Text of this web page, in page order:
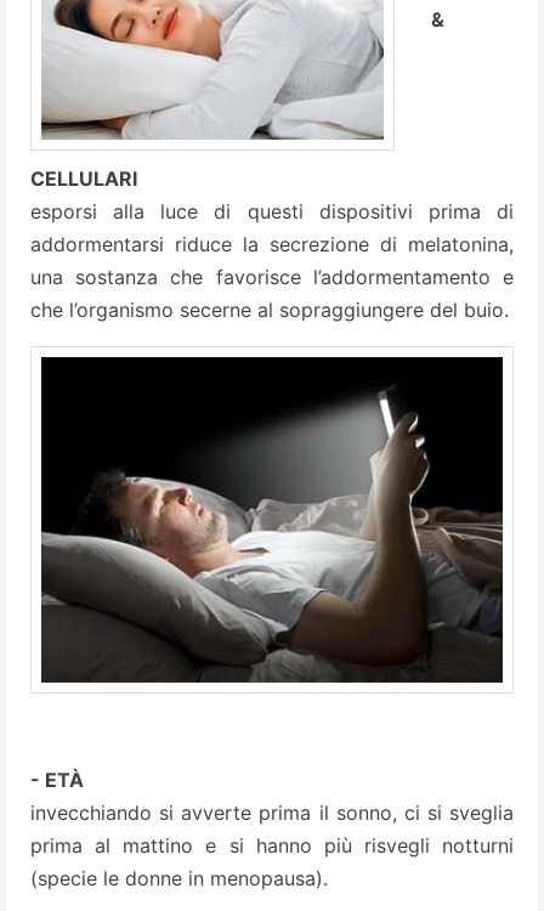
&
CELLULARI
esporsi alla luce di questi dispositivi prima di
addormentarsi riduce la secrezione di melatonina,
una sostanza che favorisce l’addormentamento e
che l’organismo secerne al sopraggiungere del buio.
- ETÀ
invecchiando si avverte prima il sonno, ci si sveglia
prima al mattino e si hanno più risvegli notturni
(specie le donne in menopausa).